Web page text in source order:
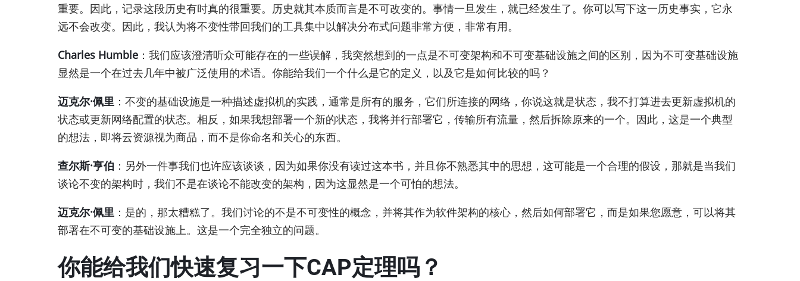
重要。因此，记录这段历史有时真的很重要。历史就其本质而言是不可改变的。事情一旦发生，就已经发生了。你可以写下这一历史事实，它永
远不会改变。因此，我认为将不变性带回我们的工具集中以解决分布式问题非常方便，非常有用。
Charles Humble ：我们应该澄清听众可能存在的一些误解，我突然想到的一点是不可变架构和不可变基础设施之间的区别，因为不可变基础设施
显然是一个在过去几年中被广泛使用的术语。你能给我们一个什么是它的定义，以及它是如何比较的吗？
迈克尔·佩里 ：不变的基础设施是一种描述虚拟机的实践，通常是所有的服务，它们所连接的网络，你说这就是状态，我不打算进去更新虚拟机的
状态或更新网络配置的状态。相反，如果我想部署一个新的状态，我将并行部署它，传输所有流量，然后拆除原来的一个。因此，这是一个典型
的想法，即将云资源视为商品，而不是你命名和关心的东西。
查尔斯·亨伯 ：另外一件事我们也许应该谈谈，因为如果你没有读过这本书，并且你不熟悉其中的思想，这可能是一个合理的假设，那就是当我们
谈论不变的架构时，我们不是在谈论不能改变的架构，因为这显然是一个可怕的想法。
迈克尔·佩里 ：是的，那太糟糕了。我们讨论的不是不可变性的概念，并将其作为软件架构的核心，然后如何部署它，而是如果您愿意，可以将其
部署在不可变的基础设施上。这是一个完全独立的问题。
你能给我们快速复习一下CAP定理吗？